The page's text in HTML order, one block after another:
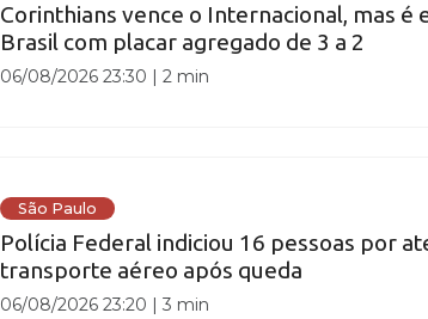
Corinthians vence o Internacional, mas é
Brasil com placar agregado de 3 a 2
06/08/2026 23:30 |2 min
São Paulo
Polícia Federal indiciou 16 pessoas por
transporte aéreo após queda
06/08/2026 23:20 |3 min